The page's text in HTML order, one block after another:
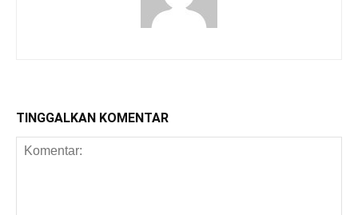
TINGGALKAN KOMENTAR